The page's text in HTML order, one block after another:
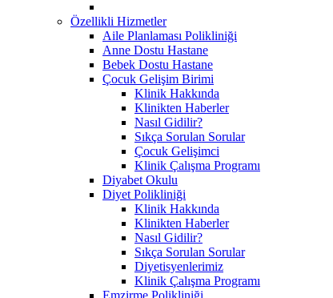
Özellikli Hizmetler
Aile Planlaması Polikliniği
Anne Dostu Hastane
Bebek Dostu Hastane
Çocuk Gelişim Birimi
Klinik Hakkında
Klinikten Haberler
Nasıl Gidilir?
Sıkça Sorulan Sorular
Çocuk Gelişimci
Klinik Çalışma Programı
Diyabet Okulu
Diyet Polikliniği
Klinik Hakkında
Klinikten Haberler
Nasıl Gidilir?
Sıkça Sorulan Sorular
Diyetisyenlerimiz
Klinik Çalışma Programı
Emzirme Polikliniği